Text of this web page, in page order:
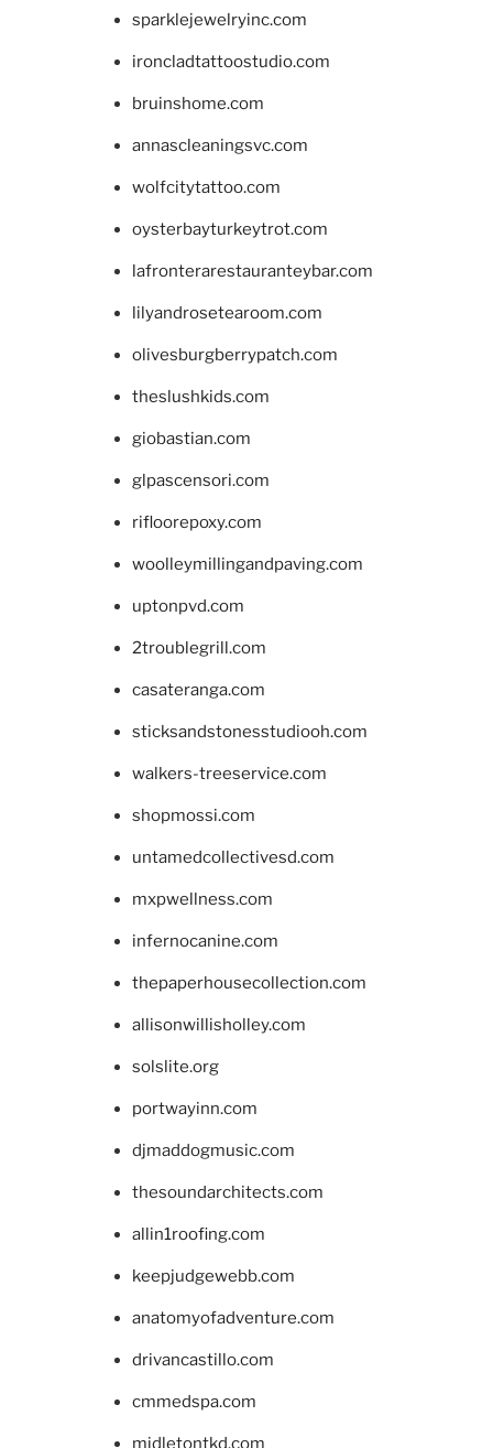
sparklejewelryinc.com
ironcladtattoostudio.com
bruinshome.com
annascleaningsvc.com
wolfcitytattoo.com
oysterbayturkeytrot.com
lafronterarestauranteybar.com
lilyandrosetearoom.com
olivesburgberrypatch.com
theslushkids.com
giobastian.com
glpascensori.com
rifloorepoxy.com
woolleymillingandpaving.com
uptonpvd.com
2troublegrill.com
casateranga.com
sticksandstonesstudiooh.com
walkers-treeservice.com
shopmossi.com
untamedcollectivesd.com
mxpwellness.com
infernocanine.com
thepaperhousecollection.com
allisonwillisholley.com
solslite.org
portwayinn.com
djmaddogmusic.com
thesoundarchitects.com
allin1roofing.com
keepjudgewebb.com
anatomyofadventure.com
drivancastillo.com
cmmedspa.com
midletontkd.com